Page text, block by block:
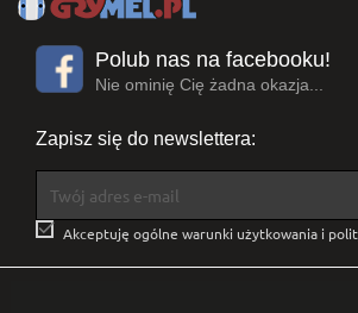
Polub nas na facebooku!
Nie ominię Cię żadna okazja...
Zapisz się do newslettera:
 Akceptuję ogólne warunki użytkowania i